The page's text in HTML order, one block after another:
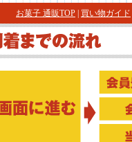
お菓子 通販TOP 買い物ガイド